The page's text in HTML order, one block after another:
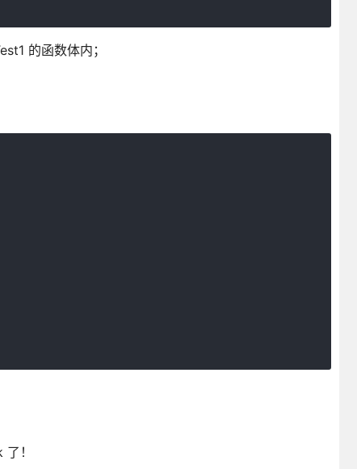
的函数体内；
！